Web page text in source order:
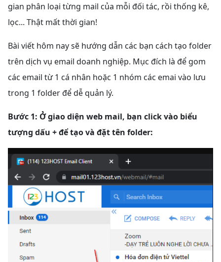
gian phân loại từng mail của mỗi đối tác, rồi thống kê,
lọc... Thật mất thời gian!
Bài viết hôm nay sẽ hướng dẫn các bạn cách tạo folder
trên dịch vụ email doanh nghiệp. Mục đích là để gom
các email từ 1 cá nhân hoặc 1 nhóm các emai vào lưu
trong 1 folder để dễ quản lý.
Bước 1: Ở giao diện web mail, bạn click vào biểu
tượng dấu + để tạo và đặt tên folder: